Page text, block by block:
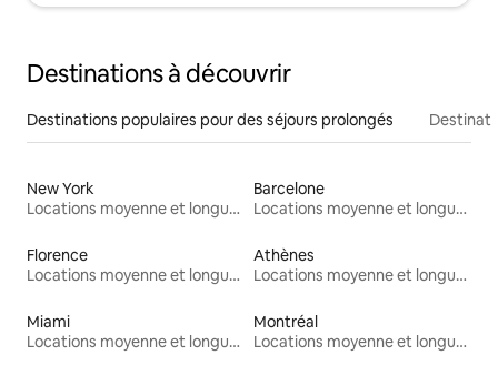
Destinations à découvrir
Destinations populaires pour des séjours prolongés
New York
Locations moyenne et longue durée
Barcelone
Locations moyenne et longue durée
Florence
Locations moyenne et longue durée
Athènes
Locations moyenne et longue durée
Miami
Locations moyenne et longue durée
Montréal
Locations moyenne et longue durée